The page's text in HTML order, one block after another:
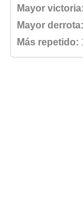
Mayor victoria:
Mayor derrota:
Más repetido: